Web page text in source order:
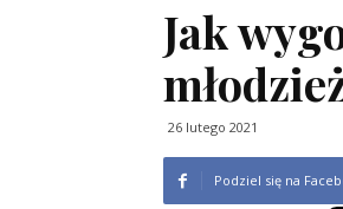
Jak
26 lutego 2021
Podziel się na